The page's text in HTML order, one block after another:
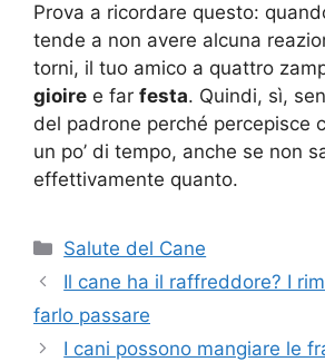
Prova a ricordare questo:
tende a non avere alcuna
torni, il tuo amico a quattro
gioire e far festa. Quindi, sì,
del padrone perché percepisce
un po’ di tempo, anche se non
effettivamente quanto.
Categorie
Salute del Cane
Il cane ha il raffreddore? I
farlo passare
I cani possono mangiare le